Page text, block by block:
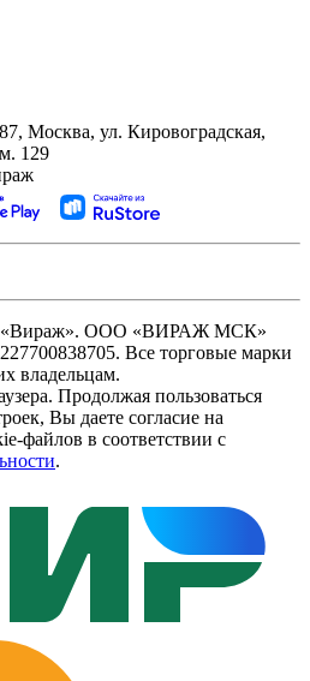
Москва, ул. Кировоградская,
129
«Вираж». ООО «ВИРАЖ МСК»
Все торговые марки
владельцам.
Продолжая пользоваться
Вы даете согласие на
файлов в соответствии с
.